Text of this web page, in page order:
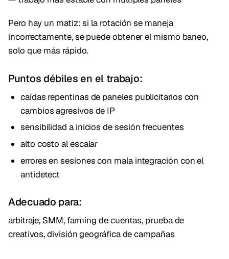
Pero hay un matiz: si la rotación se maneja
incorrectamente, se puede obtener el mismo baneo,
solo que más rápido.
Puntos débiles en el trabajo:
caídas repentinas de paneles publicitarios con
cambios agresivos de IP
sensibilidad a inicios de sesión frecuentes
alto costo al escalar
errores en sesiones con mala integración con el
antidetect
Adecuado para:
arbitraje, SMM, farming de cuentas, prueba de
creativos, división geográfica de campañas